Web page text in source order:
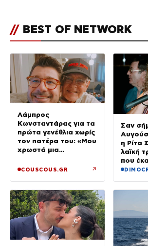
// BEST OF NETWORK
Λάμπρος
Κωνσταντάρας για τα
πρώτα γενέθλια χωρίς
τον πατέρα του: «Μου
χρωστά μια
COUSCOUS.GR ↗
Σαν
η Ρίτα
λαϊκή
που